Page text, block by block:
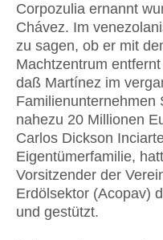
Corpozulia ernannt
Chávez. Im
zu sagen, ob er mit
Machtzentrum
daß Martínez im
Familienunternehmen
nahezu 20 Millionen
Carlos Dickson
Eigentümerfamilie,
Vorsitzender der
Erdölsektor (Acopav)
und gestützt.